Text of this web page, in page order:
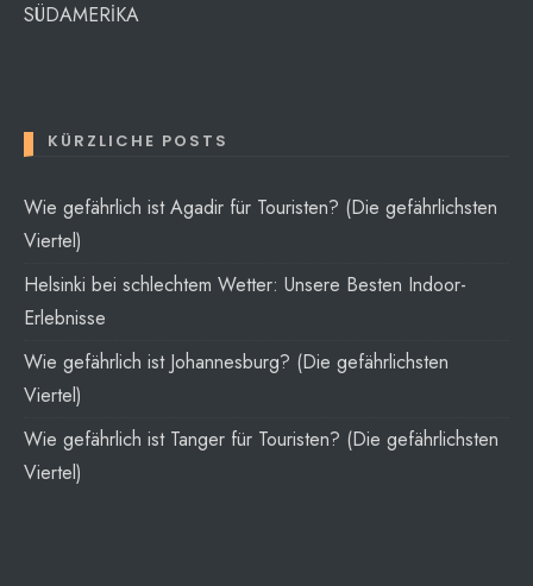
SÜDAMERİKA
KÜRZLICHE POSTS
Wie gefährlich ist Agadir für Touristen? (Die gefährlichsten
Viertel)
Helsinki bei schlechtem Wetter: Unsere Besten Indoor-
Erlebnisse
Wie gefährlich ist Johannesburg? (Die gefährlichsten
Viertel)
Wie gefährlich ist Tanger für Touristen? (Die gefährlichsten
Viertel)